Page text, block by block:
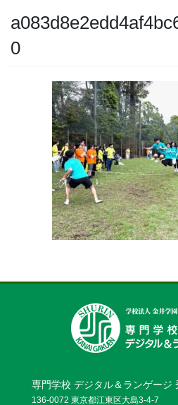
お問い合
資料請
OPENキャ
0
専門学校 デジタル＆ランゲージ
136-0072 東京都江東区大島3-4-7